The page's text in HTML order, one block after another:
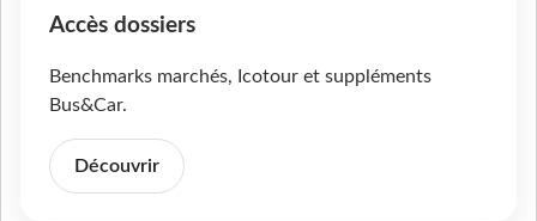
Accès dossiers
Benchmarks marchés, Icotour et suppléments
Bus&Car.
Découvrir